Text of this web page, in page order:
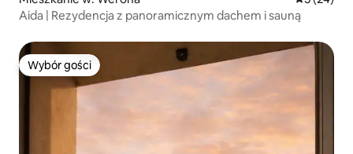
Aida | Rezydencja z panoramicznym dachem i sauną
Wybór gości
Wybór gości